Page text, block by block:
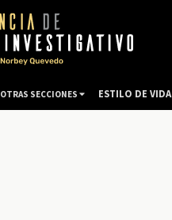
OTRAS SECCIONES ESTILO DE VIDA